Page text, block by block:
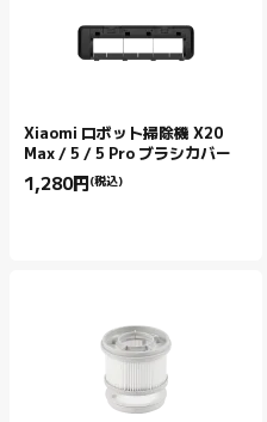
Xiaomi ロボット掃除機 X20
Max / 5 / 5 Pro ブラシカバー
1,280円 (税込)
Current Price 円1280.00